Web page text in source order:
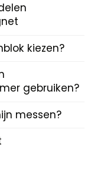
kiezen?
gebruiken?
messen?